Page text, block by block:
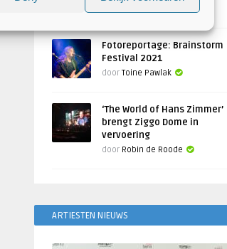
Geschreven door
Fotoreportage: Brainstorm
Festival 2021
door Toine Pawlak
‘The World of Hans Zimmer’
brengt Ziggo Dome in
vervoering
door Robin de Roode
ARTIESTEN NIEUWS